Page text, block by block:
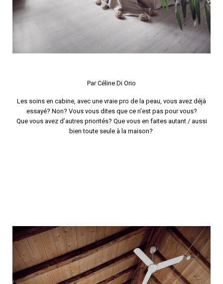
Par Céline Di Orio
Les soins en cabine, avec une vraie pro de la peau, vous avez déjà
essayé? Non? Vous vous dites que ce n’est pas pour vous?
Que vous avez d’autres priorités? Que vous en faites autant / aussi
bien toute seule à la maison?